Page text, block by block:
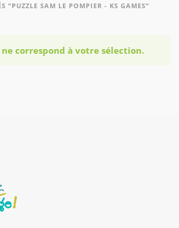
“PUZZLE SAM LE POMPIER - KS GAMES”
correspond à votre sélection.